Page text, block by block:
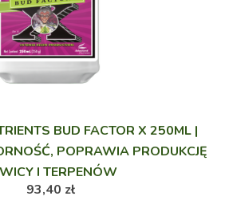
BUD FACTOR X 250ML |
POPRAWIA PRODUKCJĘ
I TERPENÓW
93,40 zł